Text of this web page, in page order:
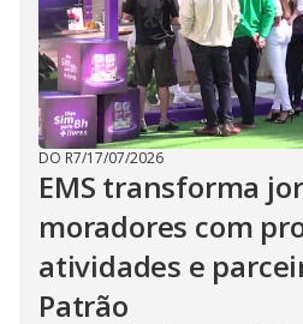
DO R7/17/07/2026
EMS transforma
moradores com
atividades e
Patrão